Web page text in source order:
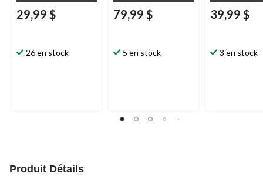
29,99 $
26 en stock
79,99 $
5 en stock
39,99 $
3 en stock
Produit Détails